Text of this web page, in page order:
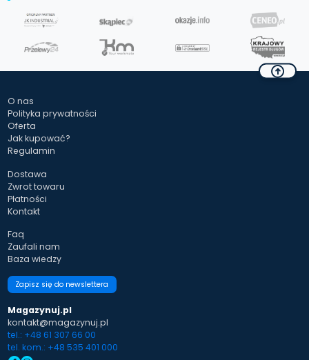
O nas
Polityka prywatności
Oferta
Jak kupować?
Regulamin
Dostawa
Zwrot towaru
Płatności
Kontakt
Faq
Zaufali nam
Baza wiedzy
Zapisz się do newslettera
Magazynuj.pl
kontakt@magazynuj.pl
tel.: +48 61 307 66 00
tel. kom.: +48 535 401 000